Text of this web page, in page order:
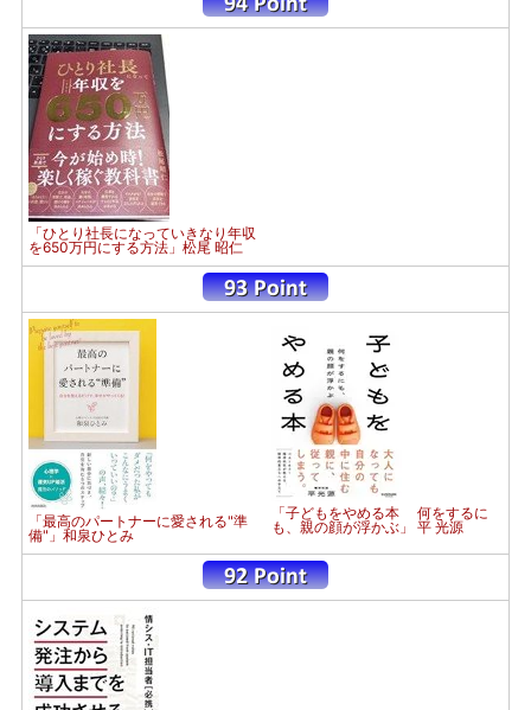
「ひとり社長になっていきなり年収
を650万円にする方法」松尾 昭仁
「最高のパートナーに愛される"準
備"」和泉ひとみ
「子どもをやめる本 何をするに
も、親の顔が浮かぶ」 平 光源